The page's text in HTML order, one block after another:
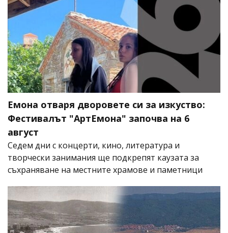
Емона отваря дворовете си за изкуство:
Фестивалът "АртЕмона" започва на 6
август
Седем дни с концерти, кино, литература и
творчески занимания ще подкрепят каузата за
съхраняване на местните храмове и паметници